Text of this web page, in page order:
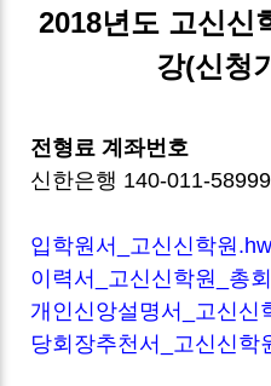
2018년도 고신신
강(신청
전형료 계좌번호
신한은행 140-011-
입학원서_고신신학원
이력서_고신신학원_총
개인신앙설명서_고신신
당회장추천서_고신신학